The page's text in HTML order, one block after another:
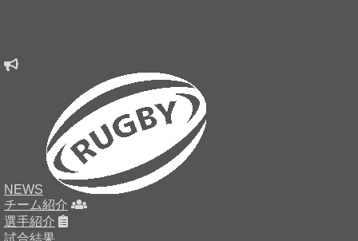
NEWS
チーム紹介
選手紹介
試合結果